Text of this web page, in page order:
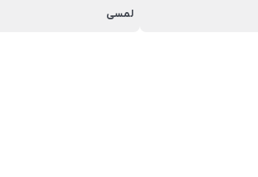
لمسی